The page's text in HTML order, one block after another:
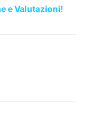
e Valutazioni!